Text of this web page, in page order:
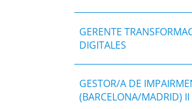
GERENTE
DIGITALES
GESTOR/A DE
(BARCELONA/MADRID) II